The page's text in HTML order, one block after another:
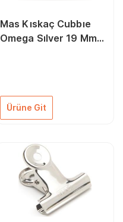
Mas Kıskaç Cubbıe
Omega Sılver 19 Mm
Ürüne Git